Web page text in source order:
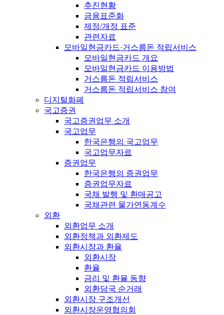
추진현황
금융표준화
제정/개정 표준
관련자료
모바일현금카드·거스름돈 적립서비스
모바일현금카드 개요
모바일현금카드 이용방법
거스름돈 적립서비스
거스름돈 적립서비스 참여
디지털화폐
국고증권
국고증권업무 소개
국고업무
한국은행의 국고업무
국고업무자료
증권업무
한국은행의 증권업무
증권업무자료
국채 발행 및 환매공고
국채관련 물가연동계수
외환
외환업무 소개
외환정책과 외환제도
외환시장과 환율
외환시장
환율
금리 및 환율 동향
외환당국 순거래
외환시장 구조개선
외환시장운영협의회